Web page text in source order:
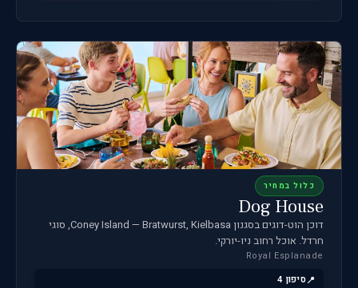
כלול במחיר
Dog House
דוכן הוט-דוגים בסגנון Coney Island — Bratwurst, Kielbasa, סוגי
חרדל. אוכל רחוב ניו-יורקי.
Royal Esplanade
סיפון 4